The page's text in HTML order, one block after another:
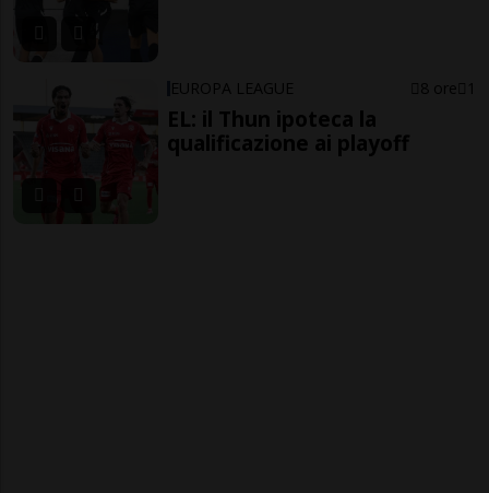
EUROPA LEAGUE 8 ore 1
EL: il Thun ipoteca la
qualificazione ai playoff